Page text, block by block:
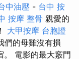
中油壓 - 台中 按
按摩 整骨 親愛的
大甲按摩 台胞證
們的母雞沒有損
。 電影的最大竅門